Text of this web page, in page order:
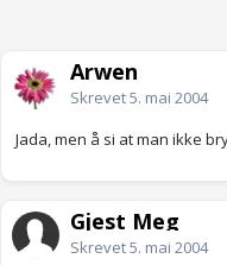
Arwen
Skrevet5. mai 2004
Jada, men å si at man ikke
Gjest Meg
Skrevet5. mai 2004